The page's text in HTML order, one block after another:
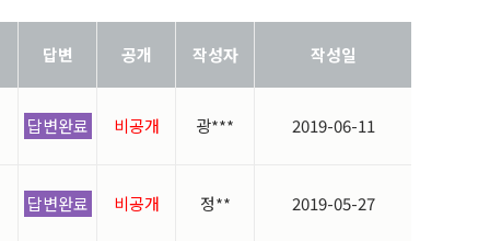
답변 공개 작성자 작성일
답변완료 비공개 광*** 2019-06-11
답변완료 비공개 정** 2019-05-27